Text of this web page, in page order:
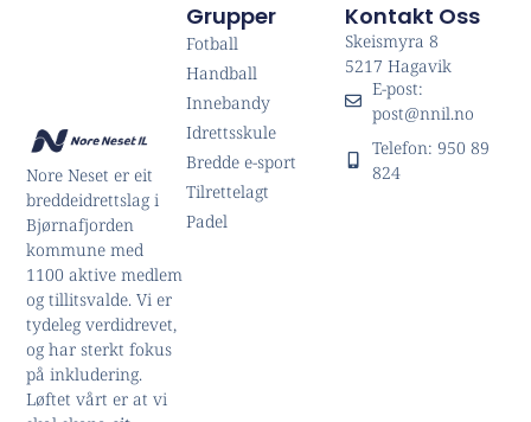
Nore Neset er eit
breddeidrettslag i
Bjørnafjorden
kommune med
1100 aktive medlem
og tillitsvalde. Vi er
tydeleg verdidrevet,
og har sterkt fokus
på inkludering.
Løftet vårt er at vi
Grupper
Fotball
Handball
Innebandy
Idrettsskule
Bredde e-sport
Tilrettelagt
Padel
Kontakt Oss
Skeismyra 8
5217 Hagavik
E-post:
post@nnil.no
Telefon: 950 89
824